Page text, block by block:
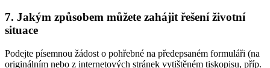
7. Jakým způsobem můžete zahájit řešení životní
situace
Podejte písemnou žádost o pohřebné na předepsaném formuláři (na
originálním nebo z internetových stránek vytištěném tiskopisu, příp.